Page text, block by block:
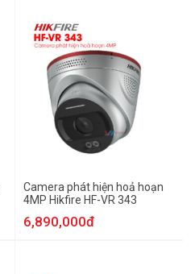
Camera phát hiện hoả hoạn
4MP Hikfire HF-VR 343
6,890,000đ